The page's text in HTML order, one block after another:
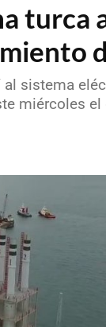
turca
al sistema
miércoles